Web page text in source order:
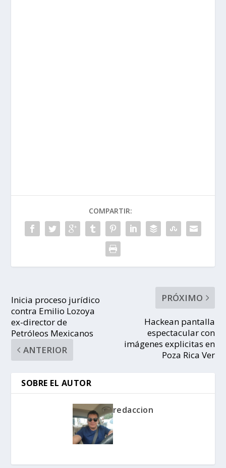
COMPARTIR:
Inicia proceso jurídico
contra Emilio Lozoya
ex-director de
Petróleos Mexicanos
ANTERIOR
PRÓXIMO
Hackean pantalla
espectacular con
imágenes explicitas en
Poza Rica Ver
SOBRE EL AUTOR
redaccion